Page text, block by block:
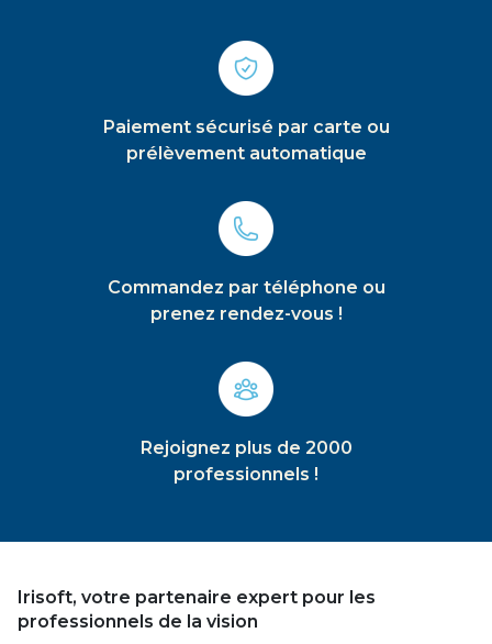
Paiement sécurisé par carte ou
prélèvement automatique
Commandez par téléphone ou
prenez rendez-vous !
Rejoignez plus de 2000
professionnels !
Irisoft, votre partenaire expert pour les
professionnels de la vision